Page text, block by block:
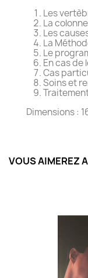
Les
La
Les
La
Le
En cas de
Cas
Soins et
Dimensions :
VOUS AIMEREZ